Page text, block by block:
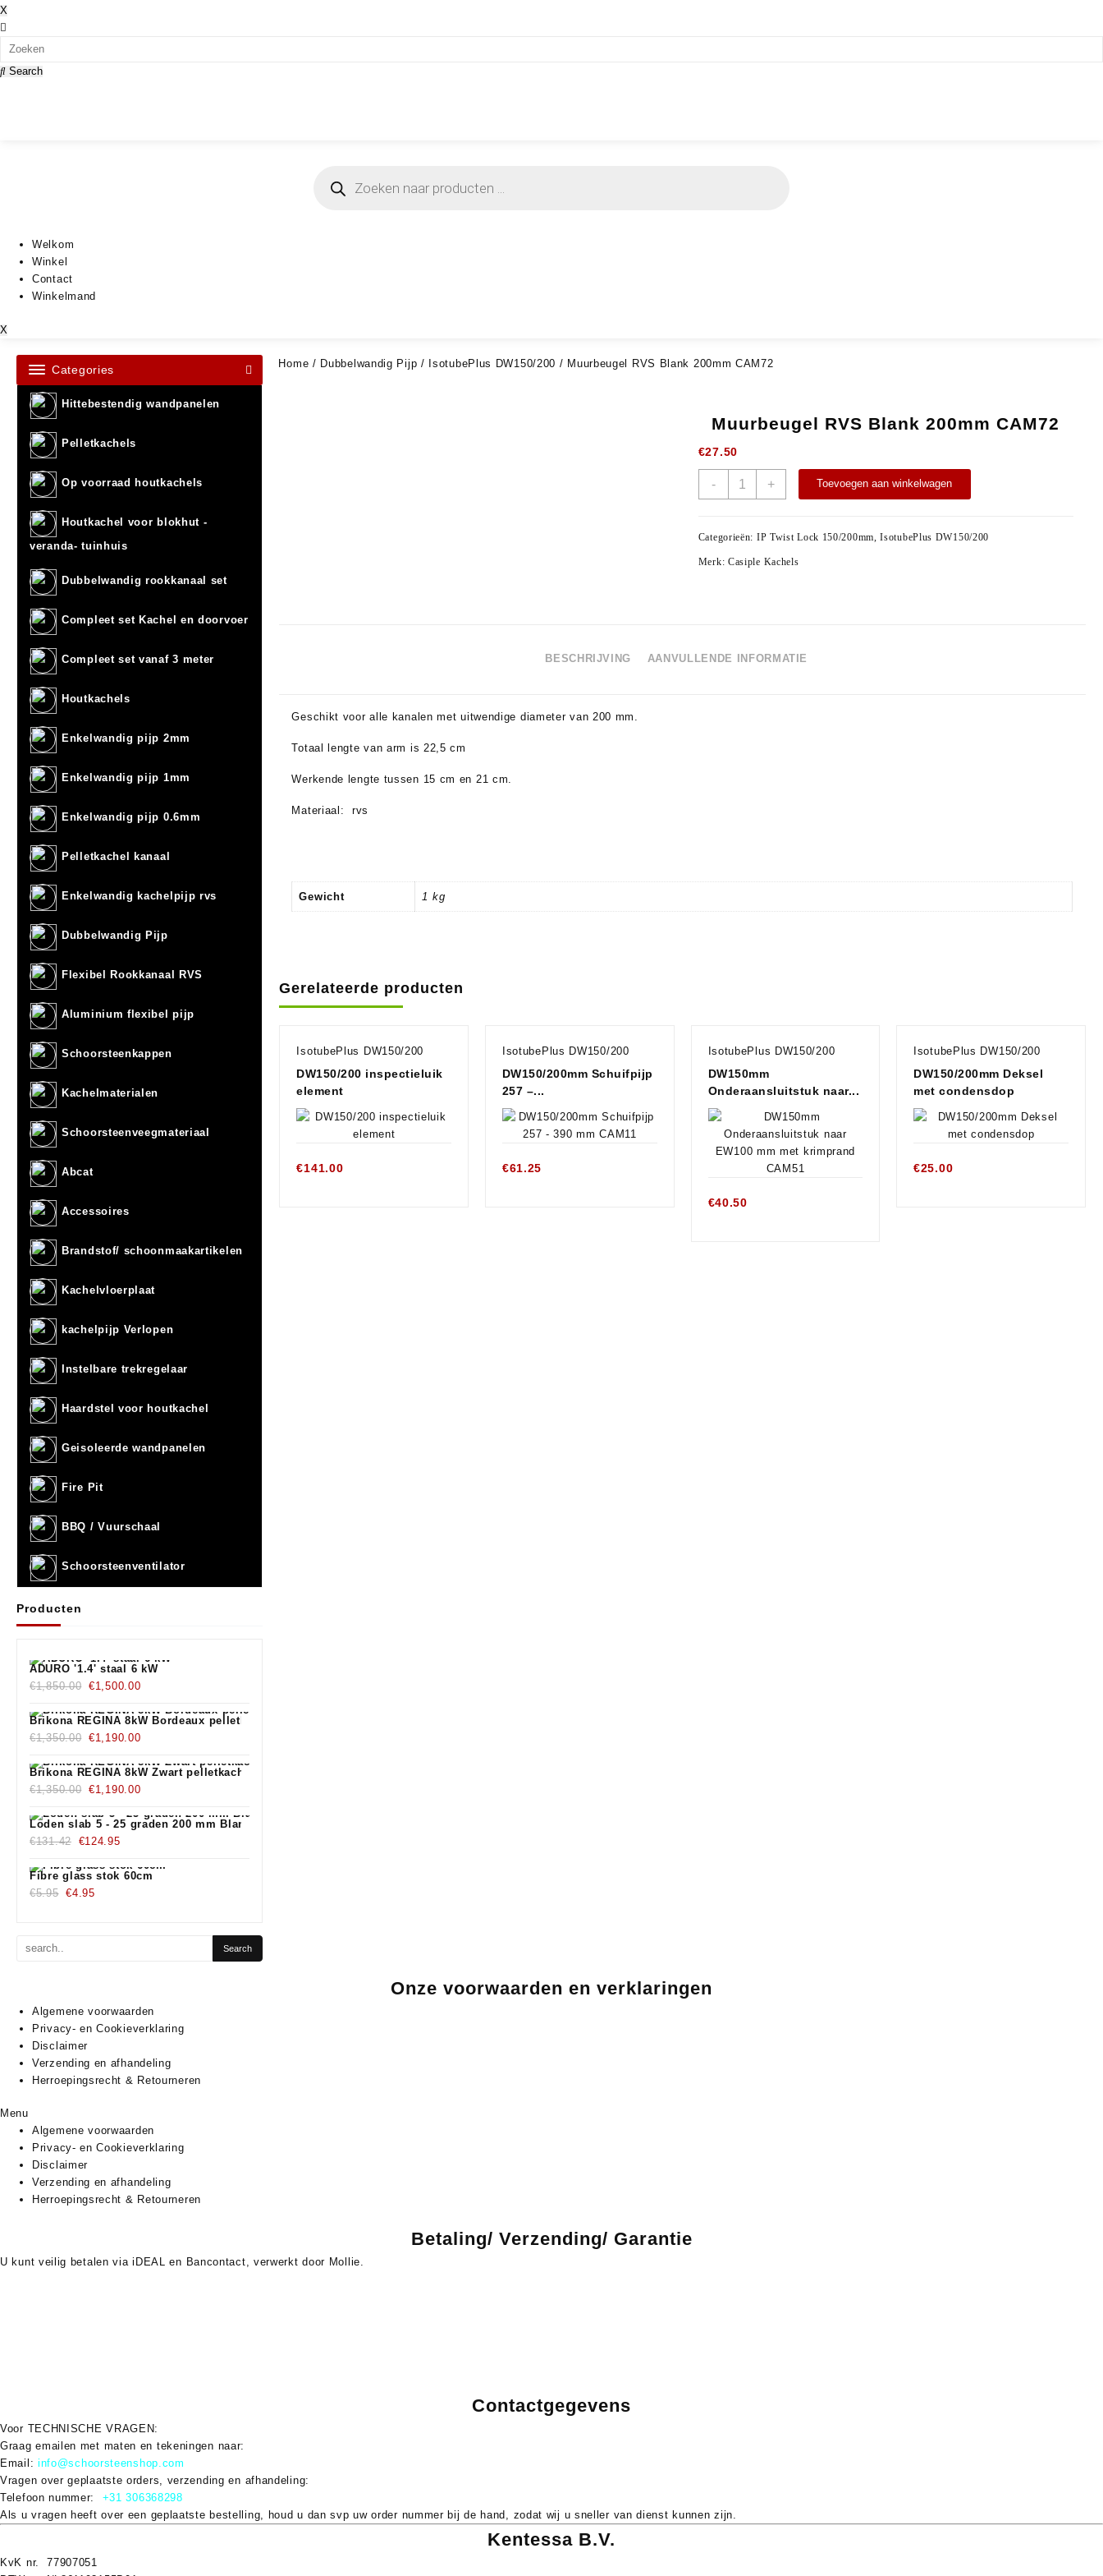
X
Search
zoeken
Welkom
Winkel
Contact
Winkelmand
X
Categories
Hittebestendig wandpanelen
Pelletkachels
Op voorraad houtkachels
Houtkachel voor blokhut -
veranda- tuinhuis
Dubbelwandig rookkanaal set
Compleet set Kachel en doorvoer
Compleet set vanaf 3 meter
Houtkachels
Enkelwandig pijp 2mm
Enkelwandig pijp 1mm
Enkelwandig pijp 0.6mm
Pelletkachel kanaal
Enkelwandig kachelpijp rvs
Dubbelwandig Pijp
Flexibel Rookkanaal RVS
Aluminium flexibel pijp
Schoorsteenkappen
Kachelmaterialen
Schoorsteenveegmateriaal
Abcat
Accessoires
Brandstof/ schoonmaakartikelen
Kachelvloerplaat
kachelpijp Verlopen
Instelbare trekregelaar
Haardstel voor houtkachel
Geisoleerde wandpanelen
Fire Pit
BBQ / Vuurschaal
Schoorsteenventilator
Producten
ADURO '1.4' staal 6 kW
€1,850.00 Oorspronkelijke
was:
€1,850.00.
€1,500.00Huidige
is:
€1,500.00.
Brikona REGINA 8kW Bordeaux pelletkachel
€1,350.00 Oorspronkelijke
was:
€1,350.00.
€1,190.00Huidige
is:
€1,190.00.
Brikona REGINA 8kW Zwart pelletkachel
€1,350.00 Oorspronkelijke
was:
€1,350.00.
€1,190.00Huidige
is:
Loden slab 5 - 25 graden 200 mm Blank
€131.42
Oorspronkelijke
was:
€131.42.
€124.95Huidige
is:
Fibre glass stok 60cm
€5.95 Oorspronkelijke
€4.95Huidige
Home / Dubbelwandig Pijp / IsotubePlus DW150/200 / Muurbeugel RVS Blank 200mm CAM72
Muurbeugel RVS Blank 200mm CAM72
€27.50
-
Muurbeugel
aantal
+ Toevoegen aan winkelwagen
Categorieën: IP Twist Lock 150/200mm ,IsotubePlus DW150/200
Merk: Casiple Kachels
BESCHRIJVING AANVULLENDE INFORMATIE
Geschikt voor alle kanalen met uitwendige diameter van 200 mm.
Totaal lengte van arm is 22,5 cm
Werkende lengte tussen 15 cm en 21 cm.
Materiaal: rvs
Gewicht 1 kg
Gerelateerde producten
IsotubePlus DW150/200
DW150/200 inspectieluik
element
€141.00
IsotubePlus DW150/200
DW150/200mm Schuifpijp
257 –...
€61.25
IsotubePlus DW150/200
DW150mm
Onderaansluitstuk naar...
€40.50
IsotubePlus DW150/200
DW150/200mm Deksel
met condensdop
€25.00
Onze voorwaarden en verklaringen
Algemene voorwaarden
Privacy- en Cookieverklaring
Disclaimer
Verzending en afhandeling
Herroepingsrecht & Retourneren
Menu
Algemene voorwaarden
Privacy- en Cookieverklaring
Disclaimer
Verzending en afhandeling
Herroepingsrecht & Retourneren
Betaling/ Verzending/ Garantie
U kunt veilig betalen viaiDEAL en Bancontact , verwerkt door Mollie.
Contactgegevens
Voor TECHNISCHE VRAGEN:
Graag emailen met maten en tekeningen naar:
Email: info@schoorsteenshop.com
Vragen over geplaatste orders, verzending en afhandeling:
Telefoon nummer: +31 306368298
Als u vragen heeft over een geplaatste bestelling, houd u dan svp uw order nummer bij de hand, zodat wij u sneller van dienst kunnen zijn.
Kentessa B.V.
KvK nr. 77907051